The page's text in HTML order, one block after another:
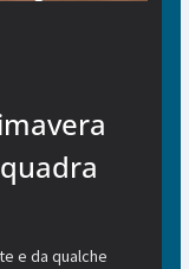
e da qualche